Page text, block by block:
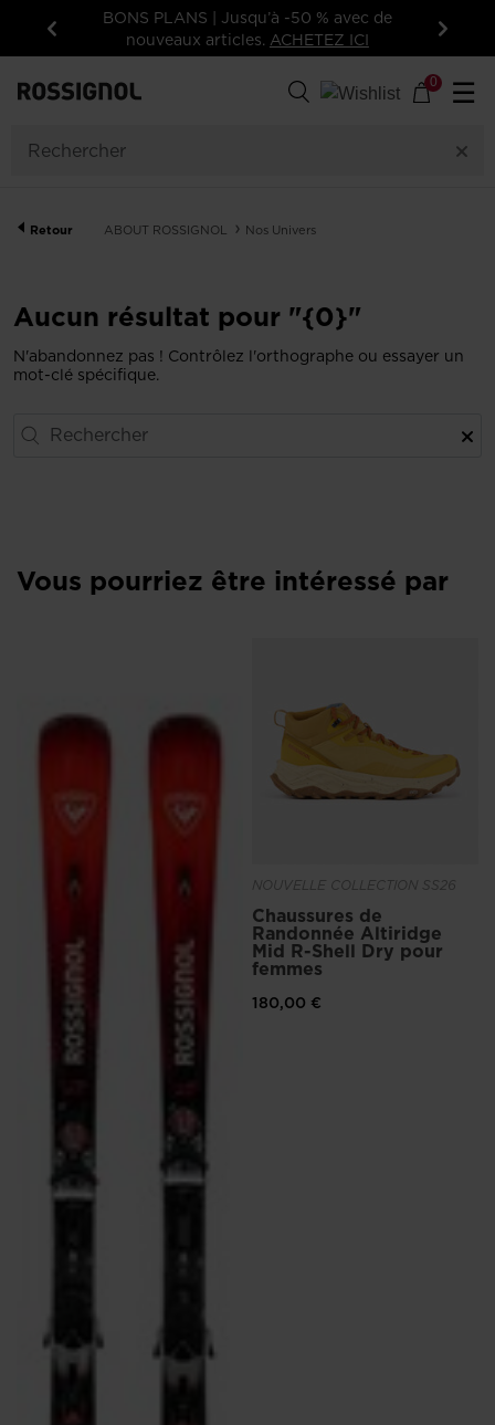
Précédent
BONS PLANS | Jusqu’à -50 % avec de
nouveaux articles. ACHETEZ ICI
0 ☰
Retour ABOUT ROSSIGNOL Nos Univers
Aucun résultat pour "{0}"
N'abandonnez pas ! Contrôlez l'orthographe ou essayer un
mot-clé spécifique.
Vous pourriez être intéressé par
NOUVELLE COLLECTION SS26
Chaussures de
Randonnée Altiridge
Mid R-Shell Dry pour
femmes
180,00 €